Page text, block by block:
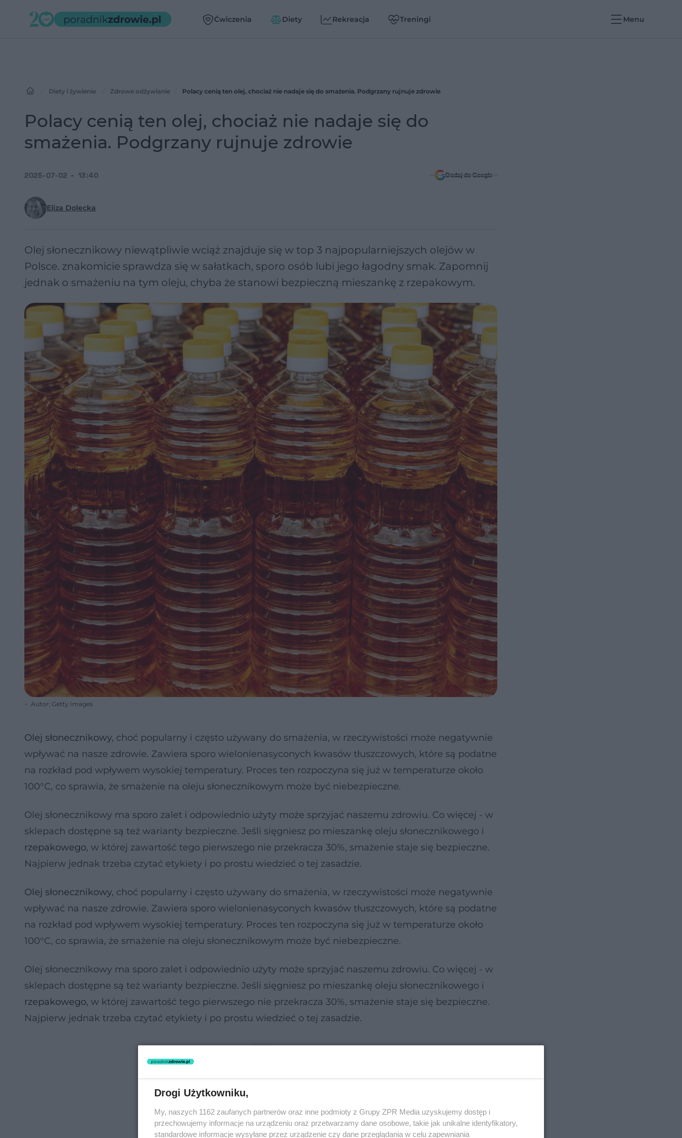
Ćwiczenia Diety Rekreacja Treningi Menu
Diety i żywienie Zdrowe odżywianie Polacy cenią ten olej, chociaż nie nadaje się do smażenia. Podgrzany rujnuje zdrowie
Polacy cenią ten olej, chociaż nie nadaje się do
smażenia. Podgrzany rujnuje zdrowie
Eliza Dolecka
2025-07-02 13:40 Dodaj do Google
Olej słonecznikowy niewątpliwie wciąż znajduje się w top 3 najpopularniejszych olejów w
Polsce. znakomicie sprawdza się w sałatkach, sporo osób lubi jego łagodny smak. Zapomnij
jednak o smażeniu na tym oleju, chyba że stanowi bezpieczną mieszankę z rzepakowym.
Autor: Getty Images
Olej słonecznikowy, choć popularny i często używany do smażenia, w rzeczywistości może negatywnie
wpływać na nasze zdrowie. Zawiera sporo wielonienasyconych kwasów tłuszczowych, które są podatne
na rozkład pod wpływem wysokiej temperatury. Proces ten rozpoczyna się już w temperaturze około
100°C, co sprawia, że smażenie na oleju słonecznikowym może być niebezpieczne.
Olej słonecznikowy ma sporo zalet i odpowiednio użyty może sprzyjać naszemu zdrowiu. Co więcej - w
sklepach dostępne są też warianty bezpieczne. Jeśli sięgniesz po mieszankę oleju słonecznikowego i
rzepakowego, w której zawartość tego pierwszego nie przekracza 30%, smażenie staje się bezpieczne.
Najpierw jednak trzeba czytać etykiety i po prostu wiedzieć o tej zasadzie.
Olej słonecznikowy, choć popularny i często używany do smażenia, w rzeczywistości może negatywnie
wpływać na nasze zdrowie. Zawiera sporo wielonienasyconych kwasów tłuszczowych, które są podatne
na rozkład pod wpływem wysokiej temperatury. Proces ten rozpoczyna się już w temperaturze około
100°C, co sprawia, że smażenie na oleju słonecznikowym może być niebezpieczne.
Olej słonecznikowy ma sporo zalet i odpowiednio użyty może sprzyjać naszemu zdrowiu. Co więcej - w
sklepach dostępne są też warianty bezpieczne. Jeśli sięgniesz po mieszankę oleju słonecznikowego i
rzepakowego, w której zawartość tego pierwszego nie przekracza 30%, smażenie staje się bezpieczne.
Najpierw jednak trzeba czytać etykiety i po prostu wiedzieć o tej zasadzie.
Drogi Użytkowniku,
My, naszych 1162 zaufanych partnerów oraz inne podmioty z Grupy ZPR Media uzyskujemy dostęp i
przechowujemy informacje na urządzeniu oraz przetwarzamy dane osobowe, takie jak unikalne identyfikatory,
standardowe informacje wysyłane przez urządzenie czy dane przeglądania w celu zapewniania